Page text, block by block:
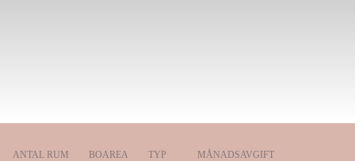
ANTAL RUM BOAREA TYP MÅNADSAVGIFT